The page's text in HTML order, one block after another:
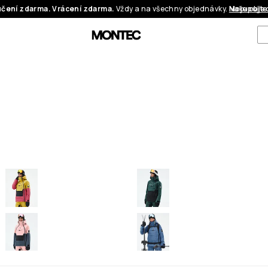
zdarma. Vrácení zdarma. Vždy a na všechny objednávky. Moje